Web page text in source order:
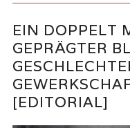
EIN DOPPELT
GEPRÄGTER
[EDITORIAL]